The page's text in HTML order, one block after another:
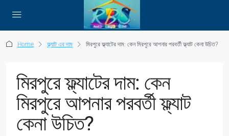
Home ফ্ল্যাট এর দাম মিরপুরে ফ্ল্যাটের দাম: কেন মিরপুরে আপনার পরবর্তী ফ্ল্যাট কেনা উচিত?
মিরপুরে ফ্ল্যাটের দাম: কেন
মিরপুরে আপনার পরবর্তী ফ্ল্যাট
কেনা উচিত?